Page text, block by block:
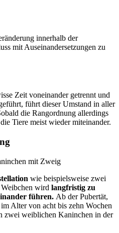
innerhalb der
mit Auseinandersetzungen zu
Zeit voneinander getrennt und
führt dieser Umstand in aller
die Rangordnung allerdings
Tiere meist wieder miteinander.
wie beispielsweise zwei
wird langfristig zu
führen. Ab der Pubertät,
Alter von acht bis zehn Wochen
zwei weiblichen Kaninchen in der